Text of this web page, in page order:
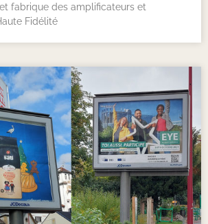
fabrique des amplificateurs et
Fidélité